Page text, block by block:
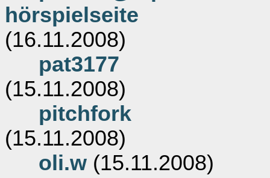
hörspielseite
(16.11.2008)
pat3177
(15.11.2008)
pitchfork
(15.11.2008)
oli.w (15.11.2008)